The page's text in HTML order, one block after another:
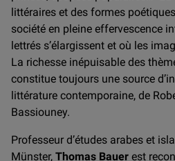
littéraires et des formes
société en pleine effervescence
lettrés s’élargissent et où les
La richesse inépuisable des
constitue toujours une source
littérature contemporaine, de
Bassiouney.
Professeur d’études arabes et
Münster, Thomas Bauer est